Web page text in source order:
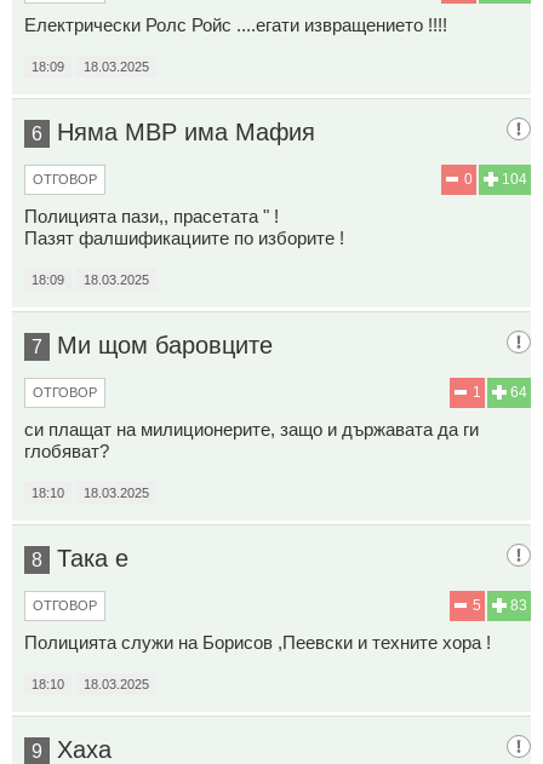
Електрически Ролс Ройс ....егати извращението !!!!
18:09 18.03.2025
6 Няма МВР има Мафия
104
0
ОТГОВОР
Полицията пази,, прасетата " !
Пазят фалшификациите по изборите !
18:09 18.03.2025
7 Ми щом баровците
64
1
ОТГОВОР
си плащат на милиционерите, защо и държавата да ги
глобяват?
18:10 18.03.2025
8 Така е
83
5
ОТГОВОР
Полицията служи на Борисов ,Пеевски и техните хора !
18:10 18.03.2025
9 Хаха